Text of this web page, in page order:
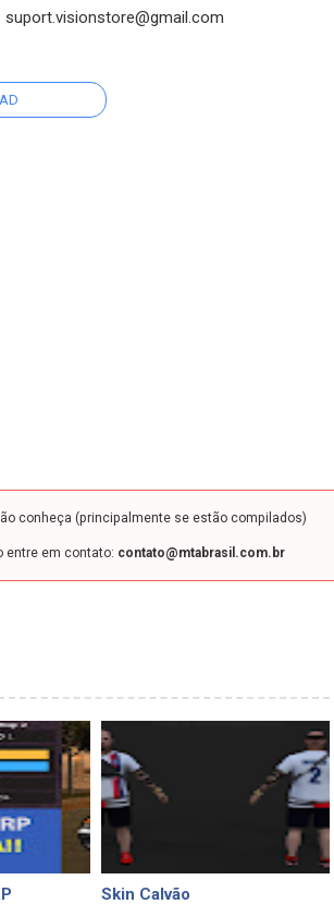
conheça (principalmente se estão compilados)
entre em contato: contato@mtabrasil.com.br
Skin Calvão